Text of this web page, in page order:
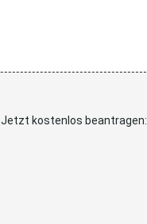
Jetzt kostenlos beantragen: